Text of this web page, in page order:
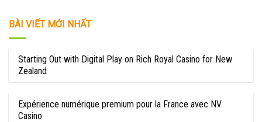
BÀI VIẾT MỚI NHẤT
Starting Out with Digital Play on Rich Royal Casino for New
Zealand
Expérience numérique premium pour la France avec NV
Casino